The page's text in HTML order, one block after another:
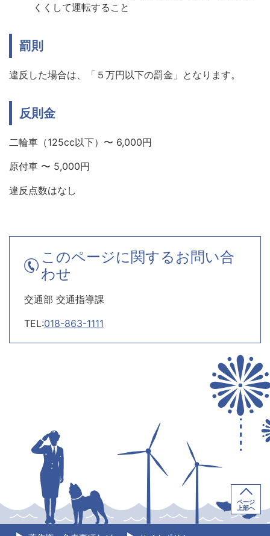
くくして運転すること
罰則
違反した場合は、「５万円以下の罰金」となります。
反則金
二輪車（125cc以下）〜 6,000円
原付車 〜 5,000円
違反点数はなし
このページに関するお問い合
わせ
交通部 交通指導課
TEL:018-863-1111
ページ
上部へ